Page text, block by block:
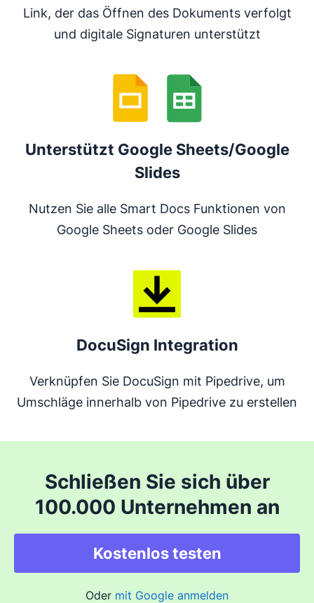
Link, der das Öffnen des Dokuments verfolgt
und digitale Signaturen unterstützt
Unterstützt Google Sheets/Google
Slides
Nutzen Sie alle Smart Docs Funktionen von
Google Sheets oder Google Slides
DocuSign Integration
Verknüpfen Sie DocuSign mit Pipedrive, um
Umschläge innerhalb von Pipedrive zu erstellen
Schließen Sie sich über
100.000 Unternehmen an
Kostenlos testen
Oder mit Google anmelden